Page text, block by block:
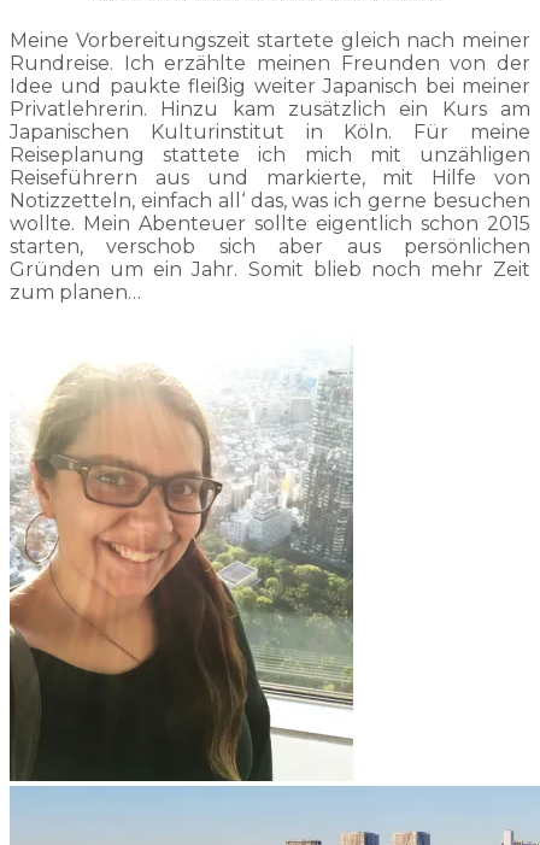
Meine Vorbereitungszeit startete gleich nach meiner
Rundreise. Ich erzählte meinen Freunden von der
Idee und paukte fleißig weiter Japanisch bei meiner
Privatlehrerin. Hinzu kam zusätzlich ein Kurs am
Japanischen Kulturinstitut in Köln. Für meine
Reiseplanung stattete ich mich mit unzähligen
Reiseführern aus und markierte, mit Hilfe von
Notizzetteln, einfach all‘ das, was ich gerne besuchen
wollte. Mein Abenteuer sollte eigentlich schon 2015
starten, verschob sich aber aus persönlichen
Gründen um ein Jahr. Somit blieb noch mehr Zeit
zum planen…